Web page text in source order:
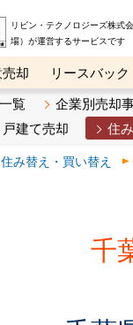
リビン・テクノロジーズ株式
場）が運営するサービスで
却 リースバック
ニー オンライ
覧 企業別売却
戸建て売却 住
住み替え・買い替え
千